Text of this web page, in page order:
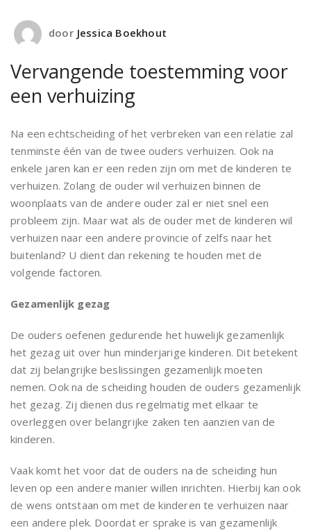
door Jessica Boekhout
Vervangende toestemming voor
een verhuizing
Na een echtscheiding of het verbreken van een relatie zal
tenminste één van de twee ouders verhuizen. Ook na
enkele jaren kan er een reden zijn om met de kinderen te
verhuizen. Zolang de ouder wil verhuizen binnen de
woonplaats van de andere ouder zal er niet snel een
probleem zijn. Maar wat als de ouder met de kinderen wil
verhuizen naar een andere provincie of zelfs naar het
buitenland? U dient dan rekening te houden met de
volgende factoren.
Gezamenlijk gezag
De ouders oefenen gedurende het huwelijk gezamenlijk
het gezag uit over hun minderjarige kinderen. Dit betekent
dat zij belangrijke beslissingen gezamenlijk moeten
nemen. Ook na de scheiding houden de ouders gezamenlijk
het gezag. Zij dienen dus regelmatig met elkaar te
overleggen over belangrijke zaken ten aanzien van de
kinderen.
Vaak komt het voor dat de ouders na de scheiding hun
leven op een andere manier willen inrichten. Hierbij kan ook
de wens ontstaan om met de kinderen te verhuizen naar
een andere plek. Doordat er sprake is van gezamenlijk